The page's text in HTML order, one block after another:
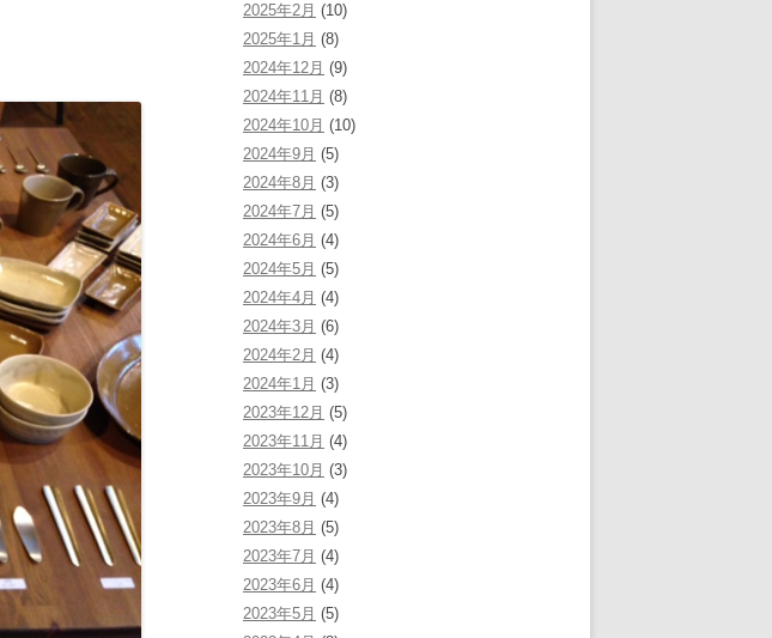
2025年2月 (10)
2025年1月 (8)
2024年12月 (9)
2024年11月 (8)
2024年10月 (10)
2024年9月 (5)
2024年8月 (3)
2024年7月 (5)
2024年6月 (4)
2024年5月 (5)
2024年4月 (4)
2024年3月 (6)
2024年2月 (4)
2024年1月 (3)
2023年12月 (5)
2023年11月 (4)
2023年10月 (3)
2023年9月 (4)
2023年8月 (5)
2023年7月 (4)
2023年6月 (4)
2023年5月 (5)